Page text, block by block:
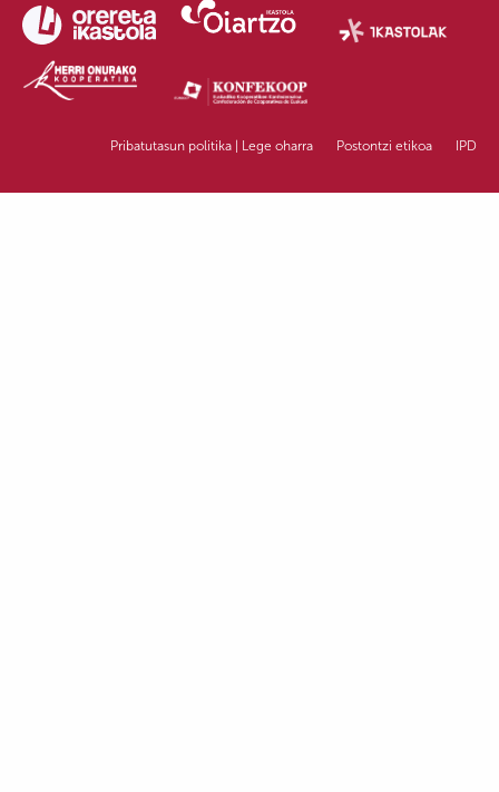
Pribatutasun politika | Lege oharra Postontzi etikoa IPD